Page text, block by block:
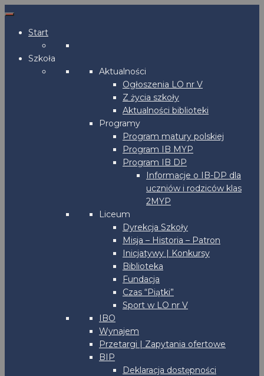
Start
Szkoła
Aktualności
Ogłoszenia LO nr V
Z życia szkoły
Aktualności biblioteki
Programy
Program matury polskiej
Program IB MYP
Program IB DP
Informacje o IB-DP dla
uczniów i rodziców klas
2MYP
Liceum
Dyrekcja Szkoły
Misja – Historia – Patron
Inicjatywy | Konkursy
Biblioteka
Fundacja
Czas “Piątki”
Sport w LO nr V
IBO
Wynajem
Przetargi | Zapytania ofertowe
BIP
Deklaracja dostępności